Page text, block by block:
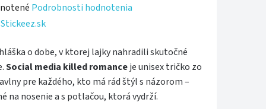
Podrobnosti hodnotenia
Stickeez.sk
o dobe, v ktorej lajky nahradili skutočné
Social media killed romanceje unisex tričko zo
pre každého, kto má rád štýl s názorom –
na nosenie a s potlačou, ktorá vydrží.